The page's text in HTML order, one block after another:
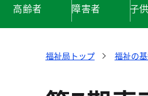
高齢者 障害者 子
福祉局トップ 福祉の